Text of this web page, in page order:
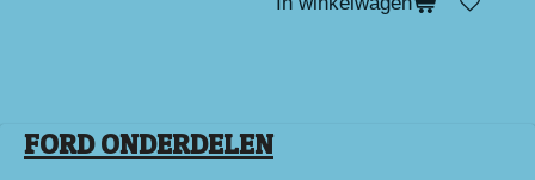
FORD ONDERDELEN